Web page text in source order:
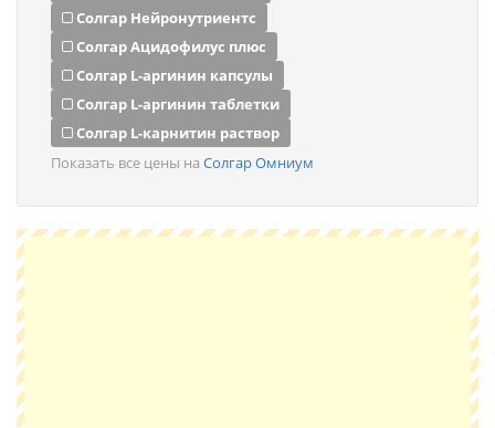
Солгар Нейронутриентс
Солгар Ацидофилус плюс
Солгар L-аргинин капсулы
Солгар L-аргинин таблетки
Солгар L-карнитин раствор
Показать все цены на Солгар Омниум